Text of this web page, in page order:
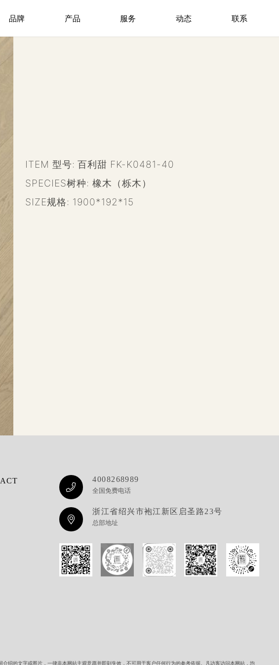
品牌 产品 服务 动态 联系
ITEM 型号: 百利甜 FK-K0481-40
SPECIES树种:橡木（栎木）
SIZE规格: 1900*192*15
4008268989
全国免费电话
浙江省绍兴市袍江新区启圣路23号
总部地址
绍的文字或图片，一律非本网站主观意愿并即刻失效，不可用于客户任何行为的参考依据。凡访客访问本网站，均